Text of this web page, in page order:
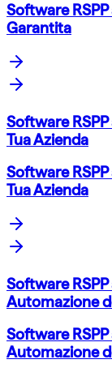
Software
Garantita
Software
Tua Azienda
Software
Tua Azienda
Software
Automazione
Software
Automazione